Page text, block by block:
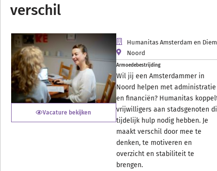
verschil
Vacature bekijken
Humanitas Amsterdam en
Noord
Armoedebestrijding
Wil jij een Amsterdammer in
Noord helpen met administratie
en financiën? Humanitas
vrijwilligers aan stadsgenoten
tijdelijk hulp nodig hebben. Je
maakt verschil door mee te
denken, te motiveren en
overzicht en stabiliteit te
brengen.